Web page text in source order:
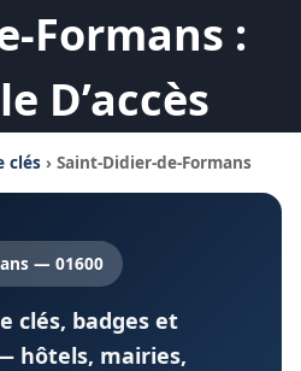
Formans :
D’accès
clés › Saint-Didier-de-Formans
— 01600
clés, badges et
hôtels, mairies,